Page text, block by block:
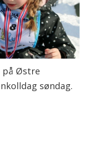
på Østre
søndag.